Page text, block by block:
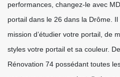
performances, changez-le avec
portail dans le 26 dans la Drôme.
mission d’étudier votre portail, de
styles votre portail et sa couleur.
Rénovation 74 possédant toutes